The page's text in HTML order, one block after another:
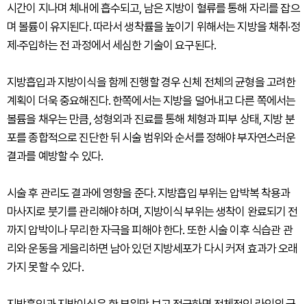
시간이 지나며 체내에 흡수되고, 남은 지방이 혈류를 통해 자리를 잡으
며 볼륨이 유지된다. 따라서 생착률을 높이기 위해서는 지방을 채취·정
제·주입하는 전 과정에서 세심한 기술이 요구된다.
지방흡입과 지방이식을 함께 진행할 경우 신체 전체의 균형을 고려한
계획이 더욱 중요해진다. 한쪽에서는 지방을 덜어내고 다른 쪽에서는
볼륨을 채우는 만큼, 성형외과 진료를 통해 체형과 피부 상태, 지방 분
포를 종합적으로 진단한 뒤 시술 범위와 순서를 정해야 부자연스러운
결과를 예방할 수 있다.
시술 후 관리도 결과에 영향을 준다. 지방흡입 부위는 압박복 착용과
마사지로 붓기를 관리해야 하며, 지방이식 부위는 생착이 완료되기 전
까지 압박이나 무리한 자극을 피해야 한다. 또한 시술 이후 식습관 관
리와 운동을 게을리하면 남아 있던 지방세포가 다시 커져 효과가 오래
가지 못할 수 있다.